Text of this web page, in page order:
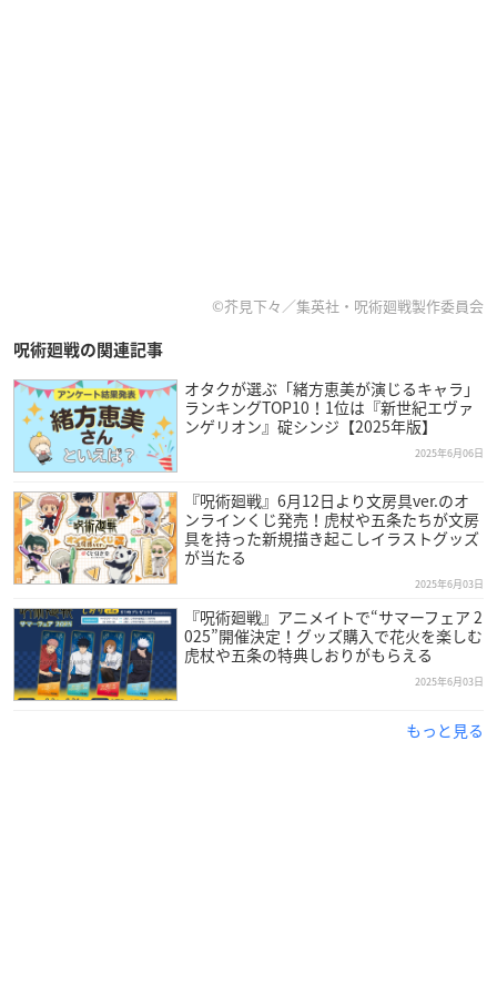
©芥見下々／集英社・呪術廻戦製作委員会
呪術廻戦の関連記事
オタクが選ぶ「緒方恵美が演じるキャラ」
ランキングTOP10！1位は『新世紀エヴァ
ンゲリオン』碇シンジ【2025年版】
2025年6月06日
『呪術廻戦』6月12日より文房具ver.のオ
ンラインくじ発売！虎杖や五条たちが文房
具を持った新規描き起こしイラストグッズ
が当たる
2025年6月03日
『呪術廻戦』アニメイトで“サマーフェア 2
025”開催決定！グッズ購入で花火を楽しむ
虎杖や五条の特典しおりがもらえる
2025年6月03日
もっと見る